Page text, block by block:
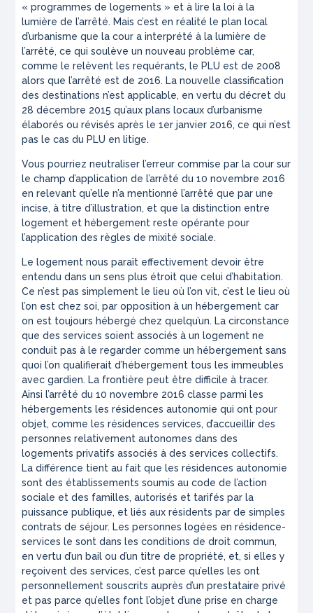
« programmes de logements » et à lire la loi à la
lumière de l’arrêté. Mais c’est en réalité le plan local
d’urbanisme que la cour a interprété à la lumière de
l’arrêté, ce qui soulève un nouveau problème car,
comme le relèvent les requérants, le PLU est de 2008
alors que l’arrêté est de 2016. La nouvelle classification
des destinations n’est applicable, en vertu du décret du
28 décembre 2015 qu’aux plans locaux d’urbanisme
élaborés ou révisés après le 1er janvier 2016, ce qui n’est
pas le cas du PLU en litige.
Vous pourriez neutraliser l’erreur commise par la cour sur
le champ d’application de l’arrêté du 10 novembre 2016
en relevant qu’elle n’a mentionné l’arrêté que par une
incise, à titre d’illustration, et que la distinction entre
logement et hébergement reste opérante pour
l’application des règles de mixité sociale.
Le logement nous paraît effectivement devoir être
entendu dans un sens plus étroit que celui d’habitation.
Ce n’est pas simplement le lieu où l’on vit, c’est le lieu où
l’on est chez soi, par opposition à un hébergement car
on est toujours hébergé chez quelqu’un. La circonstance
que des services soient associés à un logement ne
conduit pas à le regarder comme un hébergement sans
quoi l’on qualifierait d’hébergement tous les immeubles
avec gardien. La frontière peut être difficile à tracer.
Ainsi l’arrêté du 10 novembre 2016 classe parmi les
hébergements les résidences autonomie qui ont pour
objet, comme les résidences services, d’accueillir des
personnes relativement autonomes dans des
logements privatifs associés à des services collectifs.
La différence tient au fait que les résidences autonomie
sont des établissements soumis au code de l’action
sociale et des familles, autorisés et tarifés par la
puissance publique, et liés aux résidents par de simples
contrats de séjour. Les personnes logées en résidence-
services le sont dans les conditions de droit commun,
en vertu d’un bail ou d’un titre de propriété, et, si elles y
reçoivent des services, c’est parce qu’elles les ont
personnellement souscrits auprès d’un prestataire privé
et pas parce qu’elles font l’objet d’une prise en charge